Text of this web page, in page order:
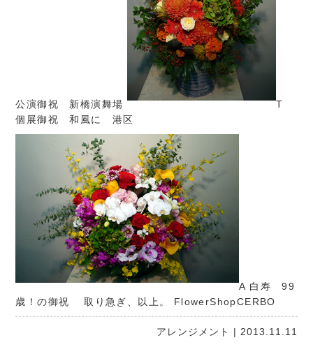
公演御祝 新橋演舞場
T
個展御祝 和風に 港区
A 白寿 99
歳！の御祝 取り急ぎ、以上。 FlowerShopCERBO
アレンジメント | 2013.11.11